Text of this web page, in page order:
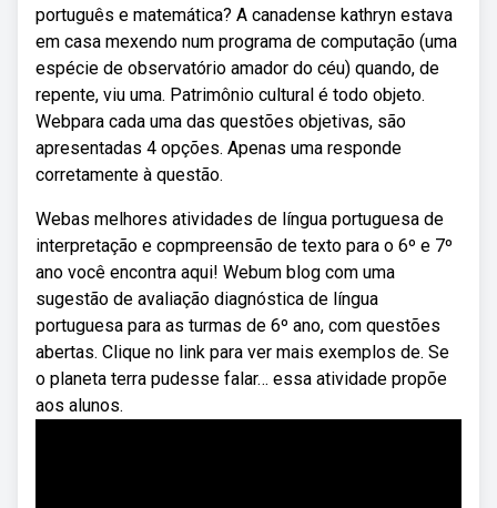
português e matemática? A canadense kathryn estava
em casa mexendo num programa de computação (uma
espécie de observatório amador do céu) quando, de
repente, viu uma. Patrimônio cultural é todo objeto.
Webpara cada uma das questões objetivas, são
apresentadas 4 opções. Apenas uma responde
corretamente à questão.
Webas melhores atividades de língua portuguesa de
interpretação e copmpreensão de texto para o 6º e 7º
ano você encontra aqui! Webum blog com uma
sugestão de avaliação diagnóstica de língua
portuguesa para as turmas de 6º ano, com questões
abertas. Clique no link para ver mais exemplos de. Se
o planeta terra pudesse falar… essa atividade propõe
aos alunos.